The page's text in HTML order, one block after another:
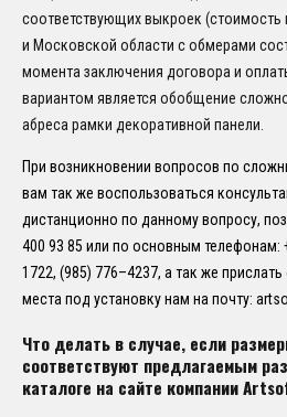
соответствующих выкроек
и Московской области с обмерами
момента заключения договора и
вариантом является обобщение
абреса рамки декоративной панели.
При возникновении вопросов по
вам так же воспользоваться
дистанционно по данному вопросу,
400 93 85 или по основным телефонам:
1722, (985) 776–4237, а так же
места под установку нам на почту:
Что делать в случае, если
соответствуют предлагаемым
каталоге на сайте компании